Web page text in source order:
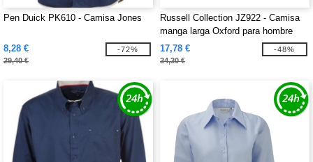
Pen Duick PK610 - Camisa Jones
8,28 €
29,40 €
-72%
Russell Collection JZ922 - Camisa
manga larga Oxford para hombre
17,78 €
34,30 €
-48%